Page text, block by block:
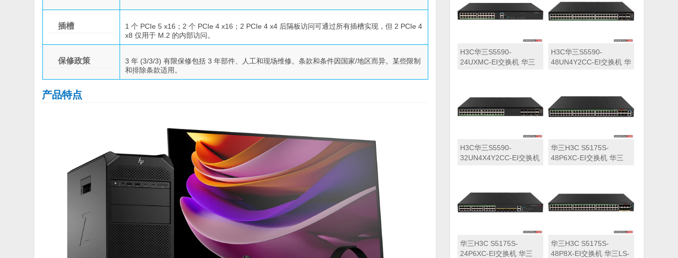
插槽
1 个 PCIe 5 x16；2 个 PCIe 4 x16；2 PCIe 4 x4 后隔板访问可通过所有插槽实现，但 2 PCIe 4
x8 仅用于 M.2 的内部访问。
保修政策
3 年 (3/3/3) 有限保修包括 3 年部件、人工和现场维修。条款和条件因国家/地区而异。某些限制
和排除条款适用。
产品特点
H3C华三S5590-
24UXMC-EI交换机 华三
H3C华三S5590-
48UN4Y2CC-EI交换机 华
H3C华三S5590-
32UN4X4Y2CC-EI交换机
华三H3C S5175S-
48P6XC-EI交换机 华三
华三H3C S5175S-
24P6XC-EI交换机 华三
华三H3C S5175S-
48P8X-EI交换机 华三LS-